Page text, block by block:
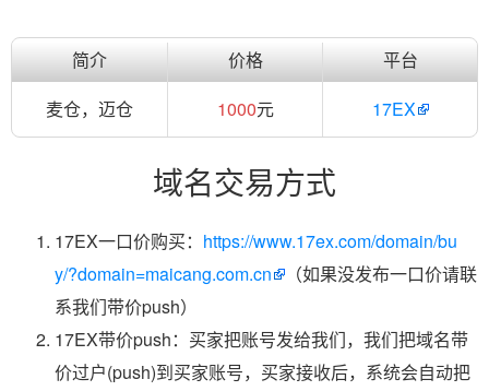
简介 价格
平台
麦仓，迈仓
1000元 17EX
域名交易方式
17EX一口价购买： https://www.17ex.com/domain/bu
y/?domain=maicang.com.cn
（如果没发布一口价请联
系我们带价push）
17EX带价push：买家把账号发给我们，我们把域名带
价过户(push)到买家账号，买家接收后，系统会自动把